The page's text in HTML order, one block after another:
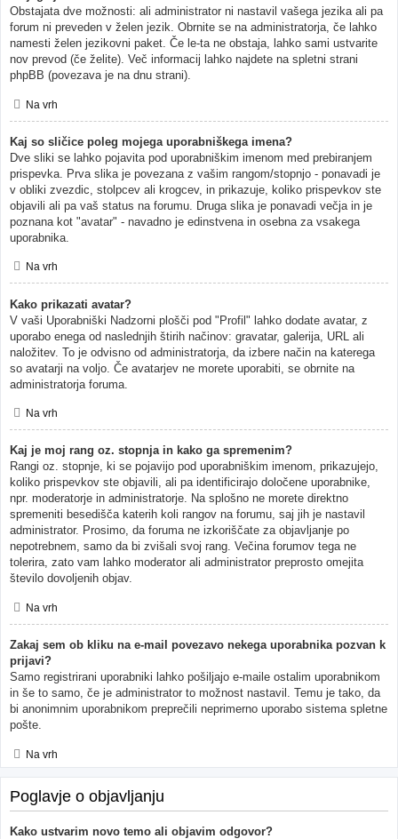
Obstajata dve možnosti: ali administrator ni nastavil vašega jezika ali pa
forum ni preveden v želen jezik. Obrnite se na administratorja, če lahko
namesti želen jezikovni paket. Če le-ta ne obstaja, lahko sami ustvarite
nov prevod (če želite). Več informacij lahko najdete na spletni strani
phpBB (povezava je na dnu strani).
Na vrh
Kaj so sličice poleg mojega uporabniškega imena?
Dve sliki se lahko pojavita pod uporabniškim imenom med prebiranjem
prispevka. Prva slika je povezana z vašim rangom/stopnjo - ponavadi je
v obliki zvezdic, stolpcev ali krogcev, in prikazuje, koliko prispevkov ste
objavili ali pa vaš status na forumu. Druga slika je ponavadi večja in je
poznana kot "avatar" - navadno je edinstvena in osebna za vsakega
uporabnika.
Na vrh
Kako prikazati avatar?
V vaši Uporabniški Nadzorni plošči pod "Profil" lahko dodate avatar, z
uporabo enega od naslednjih štirih načinov: gravatar, galerija, URL ali
naložitev. To je odvisno od administratorja, da izbere način na katerega
so avatarji na voljo. Če avatarjev ne morete uporabiti, se obrnite na
administratorja foruma.
Na vrh
Kaj je moj rang oz. stopnja in kako ga spremenim?
Rangi oz. stopnje, ki se pojavijo pod uporabniškim imenom, prikazujejo,
koliko prispevkov ste objavili, ali pa identificirajo določene uporabnike,
npr. moderatorje in administratorje. Na splošno ne morete direktno
spremeniti besedišča katerih koli rangov na forumu, saj jih je nastavil
administrator. Prosimo, da foruma ne izkoriščate za objavljanje po
nepotrebnem, samo da bi zvišali svoj rang. Večina forumov tega ne
tolerira, zato vam lahko moderator ali administrator preprosto omejita
število dovoljenih objav.
Na vrh
Zakaj sem ob kliku na e-mail povezavo nekega uporabnika pozvan k
prijavi?
Samo registrirani uporabniki lahko pošiljajo e-maile ostalim uporabnikom
in še to samo, če je administrator to možnost nastavil. Temu je tako, da
bi anonimnim uporabnikom preprečili neprimerno uporabo sistema spletne
pošte.
Na vrh
Poglavje o objavljanju
Kako ustvarim novo temo ali objavim odgovor?